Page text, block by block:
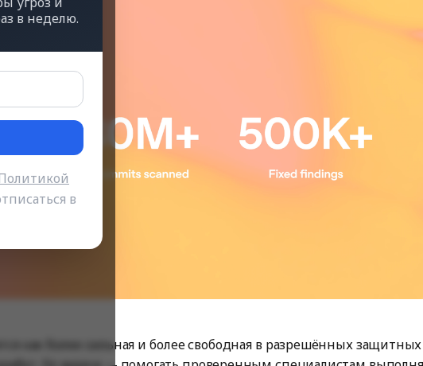
как более сильная и более свободная в разрешённых защитных
в неделю.
в